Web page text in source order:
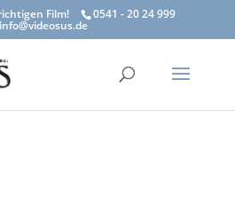
Film! 0541 - 20 24 999
info@videosus.de